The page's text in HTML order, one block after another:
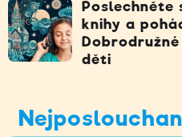
Poslechněte
knihy a
děti